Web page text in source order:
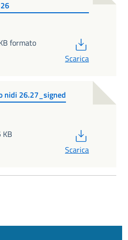
formato
Scarica
nidi 26.27_signed
Scarica